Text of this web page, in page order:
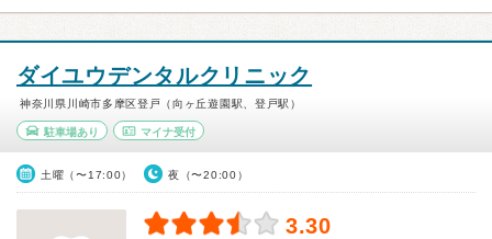
ダイユウデンタルクリニック
神奈川県川崎市多摩区登戸（向ヶ丘遊園駅、登戸駅）
駐車場あり マイナ受付
土曜（〜17:00） 夜（〜20:00）
3.30